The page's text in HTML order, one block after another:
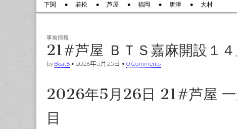
下関 若松 芦屋 福岡 唐津 大村
事前情報
21#芦屋 ＢＴＳ嘉麻開設１
by Boat6 • 2026年5月25日 • 0 Comments
2026年5月26日 21#芦屋 一
目